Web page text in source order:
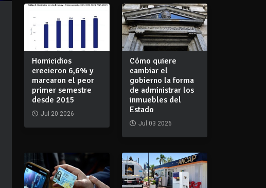
Homicidios
crecieron 6,6% y
marcaron el peor
primer semestre
desde 2015
Jul 20 2026
Cómo quiere
cambiar el
gobierno la forma
de administrar los
inmuebles del
Estado
Jul 03 2026